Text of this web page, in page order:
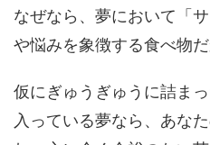
なぜなら、夢において「
や悩みを象徴する食べ物だ
仮にぎゅうぎゅうに詰ま
入っている夢なら、あな